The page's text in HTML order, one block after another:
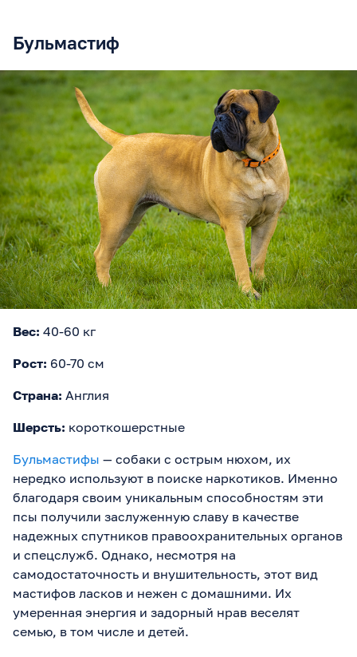
Бульмастиф
Вес: 40-60 кг
Рост: 60-70 см
Страна: Англия
Шерсть: короткошерстные
Бульмастифы — собаки с острым нюхом, их
нередко используют в поиске наркотиков. Именно
благодаря своим уникальным способностям эти
псы получили заслуженную славу в качестве
надежных спутников правоохранительных органов
и спецслужб. Однако, несмотря на
самодостаточность и внушительность, этот вид
мастифов ласков и нежен с домашними. Их
умеренная энергия и задорный нрав веселят
семью, в том числе и детей.